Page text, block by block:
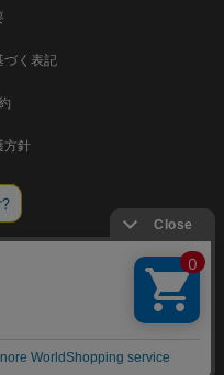
づく表記
方針
せ
all rights reserved.